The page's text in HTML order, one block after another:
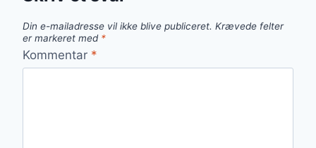
Din e-mailadresse vil ikke blive publiceret. Krævede felter
er markeret med *
Kommentar *